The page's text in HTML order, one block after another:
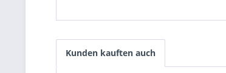
Kunden kauften auch